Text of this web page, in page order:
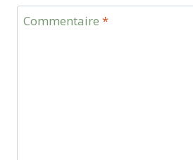
Commentaire *